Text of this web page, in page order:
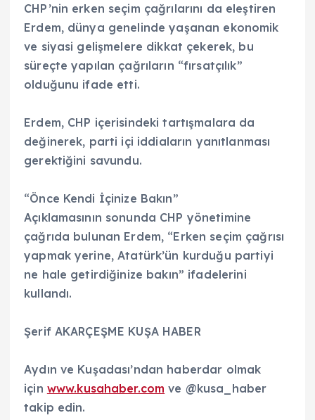
CHP’nin erken seçim çağrılarını da eleştiren
Erdem, dünya genelinde yaşanan ekonomik
ve siyasi gelişmelere dikkat çekerek, bu
süreçte yapılan çağrıların “fırsatçılık”
olduğunu ifade etti.
Erdem, CHP içerisindeki tartışmalara da
değinerek, parti içi iddiaların yanıtlanması
gerektiğini savundu.
“Önce Kendi İçinize Bakın”
Açıklamasının sonunda CHP yönetimine
çağrıda bulunan Erdem, “Erken seçim çağrısı
yapmak yerine, Atatürk’ün kurduğu partiyi
ne hale getirdiğinize bakın” ifadelerini
kullandı.
Şerif AKARÇEŞME KUŞA HABER
Aydın ve Kuşadası’ndan haberdar olmak
için www.kusahaber.com ve @kusa_haber
takip edin.